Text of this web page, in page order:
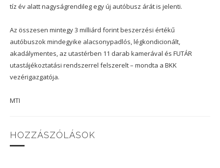
tíz év alatt nagyságrendileg egy új autóbusz árát is jelenti.
Az összesen mintegy 3 milliárd forint beszerzési értékű
autóbuszok mindegyike alacsonypadlós, légkondicionált,
akadálymentes, az utastérben 11 darab kamerával és FUTÁR
utastájékoztatási rendszerrel felszerelt – mondta a BKK
vezérigazgatója.
MTI
HOZZÁSZÓLÁSOK